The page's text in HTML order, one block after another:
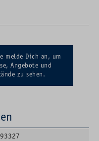
melde Dich an, um
Angebote und
zu sehen.